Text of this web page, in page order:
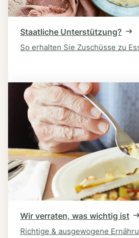
Staatliche Unterstützung?
So erhalten Sie Zuschüsse zu
Wir verraten, was wichtig ist
Richtige & ausgewogene